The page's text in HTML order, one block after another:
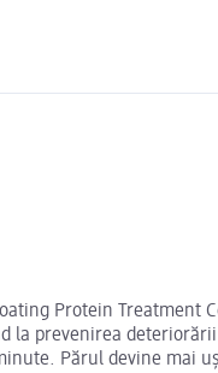
Protein Treatment
la prevenirea
Părul devine mai